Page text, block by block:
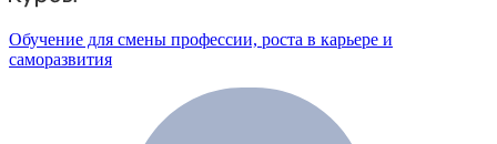
Обучение для смены профессии, роста в карьере и
саморазвития